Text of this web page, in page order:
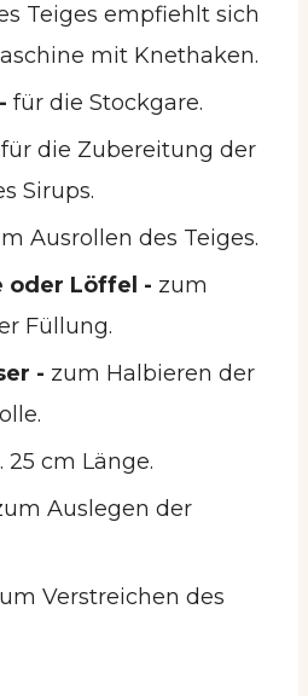
Teiges empfiehlt sich
mit Knethaken.
für die Stockgare.
für die Zubereitung der
Sirups.
Ausrollen des Teiges.
oder Löffel - zum
Füllung.
- zum Halbieren der
25 cm Länge.
Auslegen der
Verstreichen des